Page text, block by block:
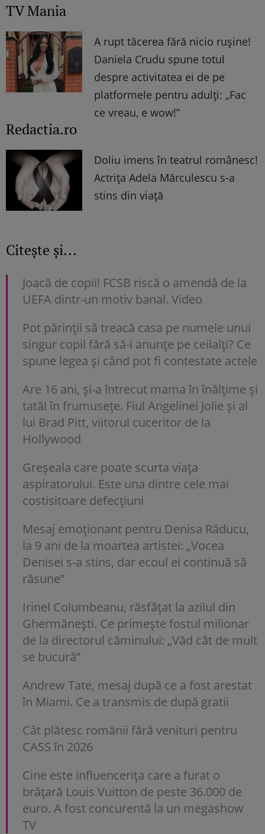
TV Mania
A rupt tăcerea fără nicio rușine!
Daniela Crudu spune totul
despre activitatea ei de pe
platformele pentru adulți: „Fac
ce vreau, e wow!”
Redactia.ro
Doliu imens în teatrul românesc!
Actrița Adela Mărculescu s-a
stins din viață
Citește și...
Joacă de copii! FCSB riscă o amendă de la
UEFA dintr-un motiv banal. Video
Pot părinții să treacă casa pe numele unui
singur copil fără să-i anunțe pe ceilalți? Ce
spune legea și când pot fi contestate actele
Are 16 ani, și-a întrecut mama în înălțime și
tatăl în frumusețe. Fiul Angelinei Jolie și al
lui Brad Pitt, viitorul cuceritor de la
Hollywood
Greșeala care poate scurta viața
aspiratorului. Este una dintre cele mai
costisitoare defecțiuni
Mesaj emoționant pentru Denisa Răducu,
la 9 ani de la moartea artistei: „Vocea
Denisei s-a stins, dar ecoul ei continuă să
răsune”
Irinel Columbeanu, răsfățat la azilul din
Ghermănești. Ce primește fostul milionar
de la directorul căminului: „Văd cât de mult
se bucură”
Andrew Tate, mesaj după ce a fost arestat
în Miami. Ce a transmis de după gratii
Cât plătesc românii fără venituri pentru
CASS în 2026
Cine este influencerița care a furat o
brățară Louis Vuitton de peste 36.000 de
euro. A fost concurentă la un megashow
TV